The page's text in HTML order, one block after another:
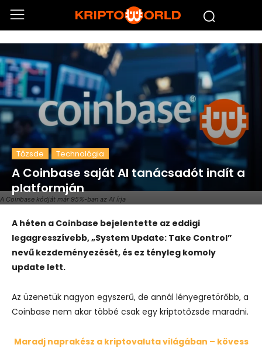
A Coinbase kódját már 95%-ban az AI írja
Tőzsde Technológia
A Coinbase saját AI tanácsadót indít a
platformján
A héten a Coinbase bejelentette az eddigi
legagresszívebb, „System Update: Take Control”
nevű kezdeményezését, és ez tényleg komoly
update lett.
Az üzenetük nagyon egyszerű, de annál lényegretörőbb, a
Coinbase nem akar többé csak egy kriptotőzsde maradni.
Maradj naprakész a kriptovaluta világában – kövess